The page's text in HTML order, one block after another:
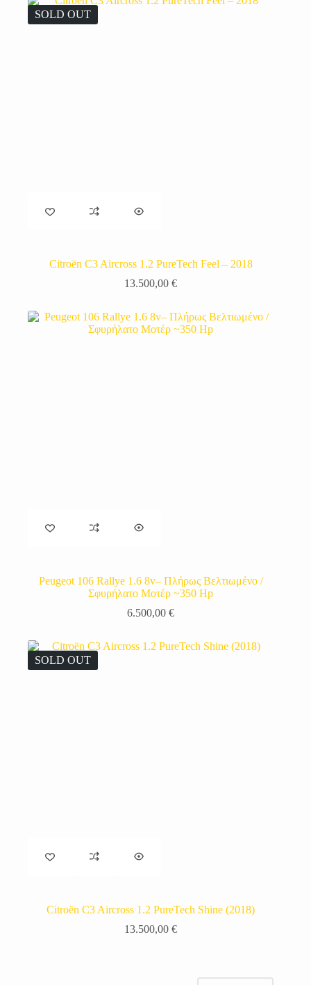
SOLD OUT
Citroën C3 Aircross 1.2 PureTech Feel – 2018
13.500,00€
Peugeot 106 Rallye 1.6 8v– Πλήρως Βελτιωμένο /
Σφυρήλατο Μοτέρ ~350 Hp
6.500,00€
SOLD OUT
Citroën C3 Aircross 1.2 PureTech Shine (2018)
13.500,00€